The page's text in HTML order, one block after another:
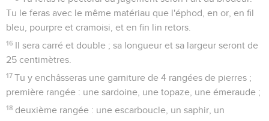
Tu le feras avec le même matériau que l'éphod, en or, en fil
bleu, pourpre et cramoisi, et en fin lin retors.
16 Il sera carré et double ; sa longueur et sa largeur seront de
25 centimètres.
17 Tu y enchâsseras une garniture de 4 rangées de pierres ;
première rangée : une sardoine, une topaze, une émeraude ;
18 deuxième rangée : une escarboucle, un saphir, un